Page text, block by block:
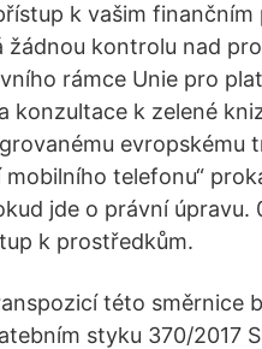
k vašim
žádnou kontrolu nad
rámce Unie pro
konzultace k zelené
evropskému
telefonu“
jde o právní úpravu.
k prostředkům.
této směrnice
styku 370/2017